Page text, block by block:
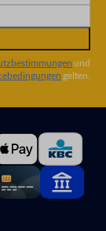
und
gelten.